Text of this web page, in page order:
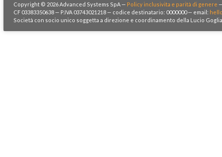
Copyright © 2026 Advanced Systems SpA — Policy inclusivita e parità di genere
CF 03383350638 — P.IVA 03743021218 — codice destinatario: 0000000 — email:
Società con socio unico soggetta a direzione e coordinamento della Lucio